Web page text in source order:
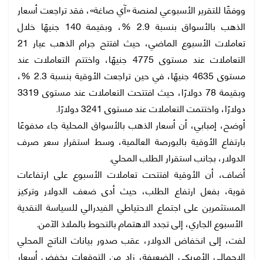
ووفقًا للتقرير الأسبوعي لمنصة «آي صاغة»، فقد تراجعت أسعار
الذهب بالأسواق بنسبة 2.9 %، وبقيمة 140 جنيهًا خلال
تعاملات الأسبوع الماضي، حيث افتتح جرام الذهب عيار 21
التعاملات عند مستوى 4775 جنيهًا، واختتم التعاملات عند
مستوى 4635 جنيهًا، في حين تراجعت الأوقية بنسبة 2.3 %،
وبقيمة 78 دولارًا، حيث افتتحت التعاملات عند مستوى 3319
دولارًا، واختتمت التعاملات عند مستوى 3241 دولارًا.
أوضح، إمبابي، أن أسعار الذهب بالأسواق المحلية جاء مدفوعًا
بارتفاع الأوقية بالبورصة العالمية، وسط استقرار سعر صرف
الدولار، بجانب استقرار الطلب المحلي.
أضاف، أن الأوقية افتتحت تعاملات الأسبوع على ارتفاعات
قوية، بفعل ارتفاع الطلب، حيث أدى ضعف الدولار وتركيز
المستثمرين على اجتماع الاحتياطي الفيدرالي للسياسة النقدية
الأسبوع الجاري، إلى تجدد الاهتمام بالتحوط بالملاذ الآمن.
لفت، إلى انخفاض الدولار، عقب صدور بيانات الناتج المحلي
الإجمالي الأمريكي الضعيفة، زاد من التوقعات بخفض أسعار